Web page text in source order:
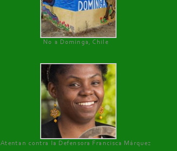
No a Dominga, Chile
Atentan contra la Defensora Francisca Márquez